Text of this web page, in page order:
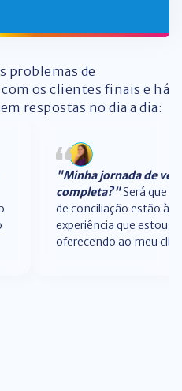
problemas de
os clientes finais e há
respostas no dia a dia:
"Minha jornada de
completa?"Será que
de conciliação estão à
experiência que estou
oferecendo ao meu